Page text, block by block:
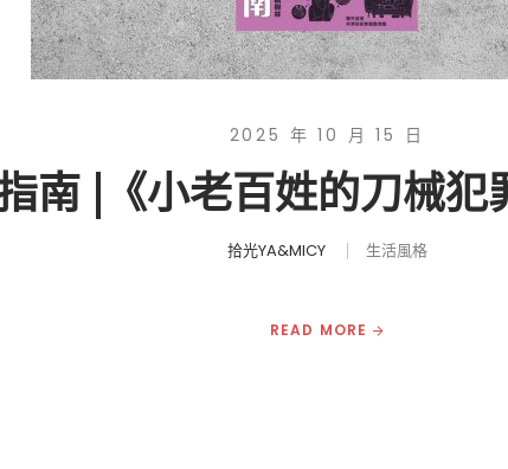
2025 年 10 月 15 日
南 |《小老百姓的刀械犯
拾光YA&MICY 生活風格
READ MORE